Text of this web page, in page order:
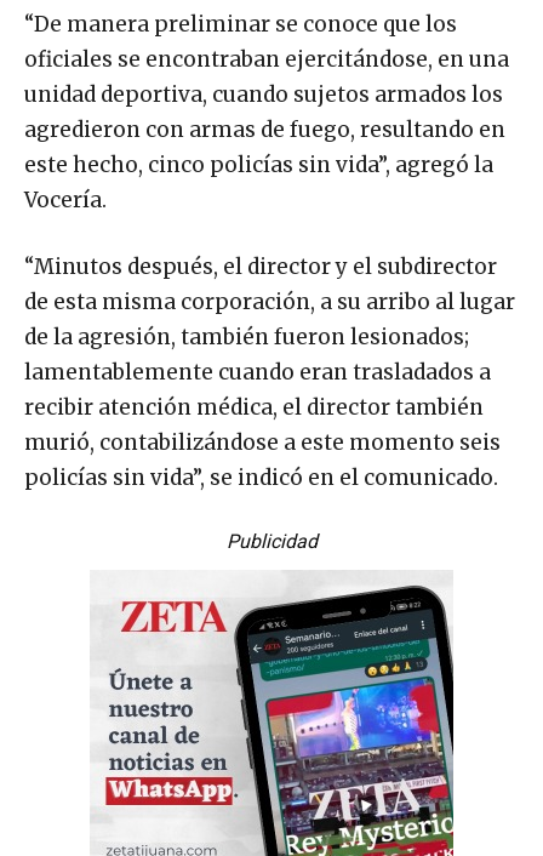
“De manera preliminar se conoce que los
oficiales se encontraban ejercitándose, en una
unidad deportiva, cuando sujetos armados los
agredieron con armas de fuego, resultando en
este hecho, cinco policías sin vida”, agregó la
Vocería.
“Minutos después, el director y el subdirector
de esta misma corporación, a su arribo al lugar
de la agresión, también fueron lesionados;
lamentablemente cuando eran trasladados a
recibir atención médica, el director también
murió, contabilizándose a este momento seis
policías sin vida”, se indicó en el comunicado.
Publicidad